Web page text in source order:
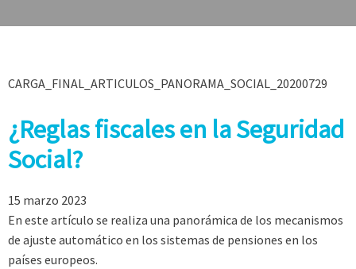
CARGA_FINAL_ARTICULOS_PANORAMA_SOCIAL_20200729
¿Reglas fiscales en la Seguridad
Social?
15 marzo 2023
En este artículo se realiza una panorámica de los mecanismos
de ajuste automático en los sistemas de pensiones en los
países europeos.